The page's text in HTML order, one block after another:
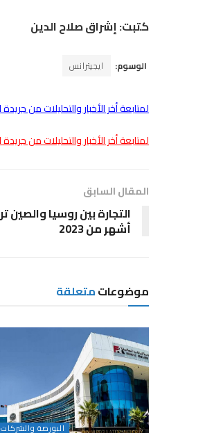
كتبت: إشراق صلاح الدين
الوسوم: ايجيترانس
لمتابعة أخر الأخبار والتحليلات من
لمتابعة أخر الأخبار والتحليلات من
المقال السابق
أشهر من 2023
موضوعاتمتعلقة
البورصة والشركات